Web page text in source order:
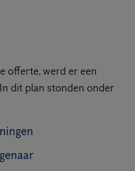
offerte, werd er een
dit plan stonden onder